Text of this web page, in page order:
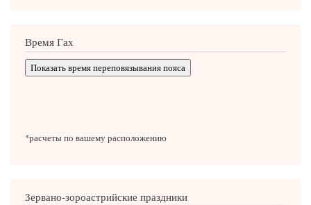
Время Гах
Показать время переповязывания пояса
*расчеты по вашему расположению
Зервано-зороастрийские праздники